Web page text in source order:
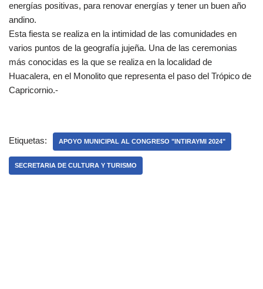
energías positivas, para renovar energías y tener un buen año
andino.
Esta fiesta se realiza en la intimidad de las comunidades en
varios puntos de la geografía jujeña. Una de las ceremonias
más conocidas es la que se realiza en la localidad de
Huacalera, en el Monolito que representa el paso del Trópico de
Capricornio.-
Etiquetas: APOYO MUNICIPAL AL CONGRESO "INTIRAYMI 2024"
SECRETARIA DE CULTURA Y TURISMO